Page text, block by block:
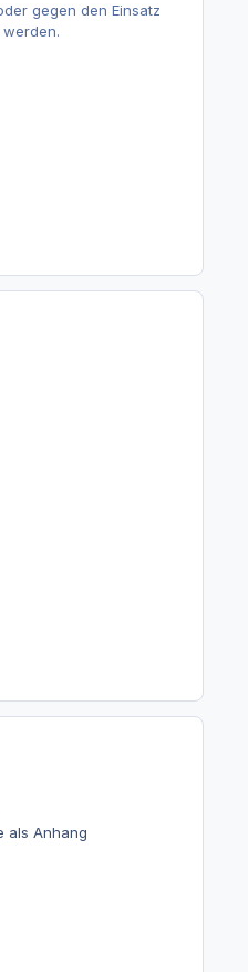
gegen den Einsatz
als Anhang